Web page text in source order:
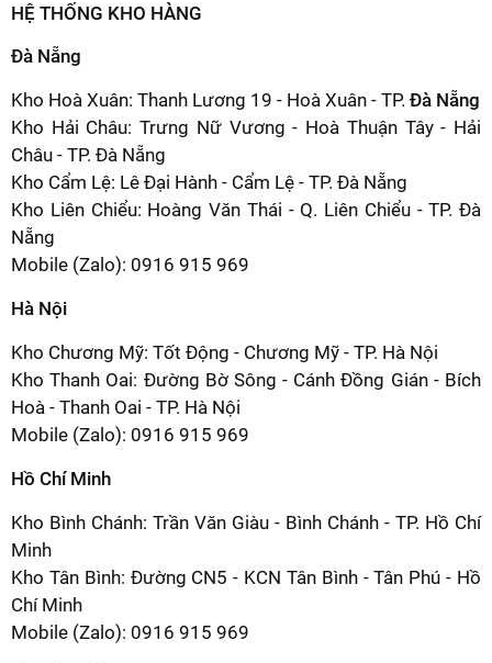
HỆ THỐNG KHO HÀNG
Đà Nẵng
Kho Hoà Xuân: Thanh Lương 19 - Hoà Xuân - TP. Đà Nẵng
Kho Hải Châu: Trưng Nữ Vương - Hoà Thuận Tây - Hải
Châu - TP. Đà Nẵng
Kho Cẩm Lệ: Lê Đại Hành - Cẩm Lệ - TP. Đà Nẵng
Kho Liên Chiểu: Hoàng Văn Thái - Q. Liên Chiểu - TP. Đà
Nẵng
Mobile (Zalo): 0916 915 969
Hà Nội
Kho Chương Mỹ: Tốt Động - Chương Mỹ - TP. Hà Nội
Kho Thanh Oai: Đường Bờ Sông - Cánh Đồng Gián - Bích
Hoà - Thanh Oai - TP. Hà Nội
Mobile (Zalo): 0916 915 969
Hồ Chí Minh
Kho Bình Chánh: Trần Văn Giàu - Bình Chánh - TP. Hồ Chí
Minh
Kho Tân Bình: Đường CN5 - KCN Tân Bình - Tân Phú - Hồ
Chí Minh
Mobile (Zalo): 0916 915 969